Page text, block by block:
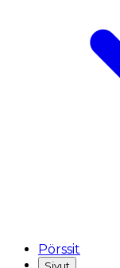
Pörssit